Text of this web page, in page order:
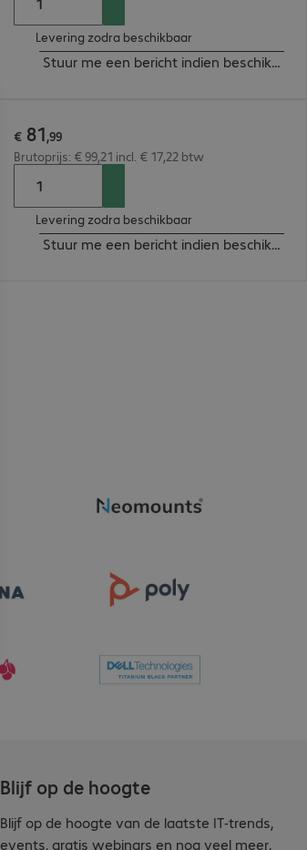
Levering zodra beschikbaar
Stuur me een bericht indien beschikbaar
€ 81,99
Brutoprijs: € 99,21 incl. € 17,22 btw
Levering zodra beschikbaar
Stuur me een bericht indien beschikbaar
Blijf op de hoogte
Blijf op de hoogte van de laatste IT-trends,
events, gratis webinars en nog veel meer.